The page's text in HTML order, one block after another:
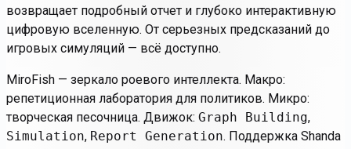
возвращает подробный отчет и глубоко интерактивную
цифровую вселенную. От серьезных предсказаний до
игровых симуляций — всё доступно.
MiroFish — зеркало роевого интеллекта. Макро:
репетиционная лаборатория для политиков. Микро:
творческая песочница. Движок: Graph Building,
Simulation, Report Generation. Поддержка Shanda